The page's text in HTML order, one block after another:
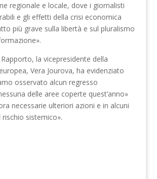
regionale e locale, dove i giornalisti
e gli effetti della crisi economica
più grave sulla libertà e sul pluralismo
la vicepresidente della
Vera Jourova, ha evidenziato
osservato alcun regresso
delle aree coperte quest’anno»
necessarie ulteriori azioni e in alcuni
rischio sistemico».